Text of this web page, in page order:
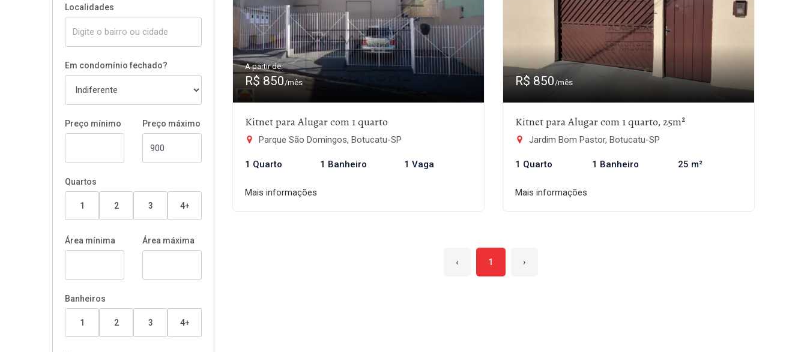
Localidades
Em condomínio fechado?
Preço mínimo Preço máximo
Quartos
1 2 3 4+
Área mínima Área máxima
Banheiros
1 2 3 4+
A partir de:
R$ 850/mês
Kitnet para Alugar com 1 quarto
Parque São Domingos, Botucatu-SP
1 Quarto 1 Banheiro 1 Vaga
Mais informações
R$ 850/mês
Kitnet para Alugar com 1 quarto, 25m²
Jardim Bom Pastor, Botucatu-SP
1 Quarto 1 Banheiro 25 m²
Mais informações
‹ 1 ›